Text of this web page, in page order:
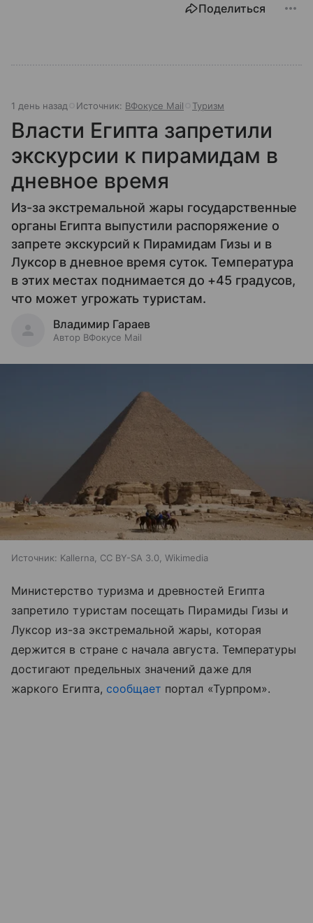
Поделиться
1 день назад Источник: ВФокусе Mail Туризм
Власти Египта запретили
экскурсии к пирамидам в
дневное время
Из-за экстремальной жары государственные
органы Египта выпустили распоряжение о
запрете экскурсий к Пирамидам Гизы и в
Луксор в дневное время суток. Температура
в этих местах поднимается до +45 градусов,
что может угрожать туристам.
Владимир Гараев
Автор ВФокусе Mail
Источник: Kallerna, CC BY-SA 3.0, Wikimedia
Министерство туризма и древностей Египта
запретило туристам посещать Пирамиды Гизы и
Луксор из-за экстремальной жары, которая
держится в стране с начала августа. Температуры
достигают предельных значений даже для
жаркого Египта, сообщает портал «Турпром».